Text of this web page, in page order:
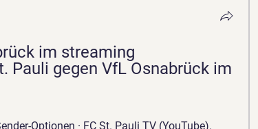
im streaming
Pauli gegen VfL Osnabrück im
Optionen · FC St. Pauli TV (YouTube).